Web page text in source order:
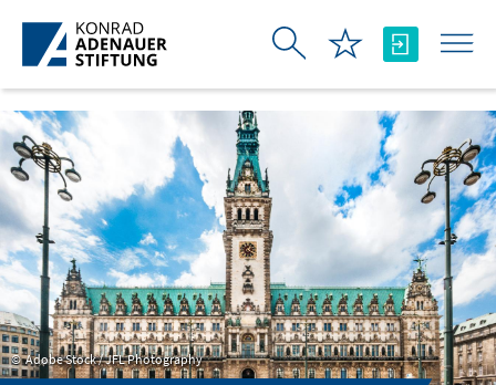
Skip to Main Content
Adobe Stock / JFL Photography